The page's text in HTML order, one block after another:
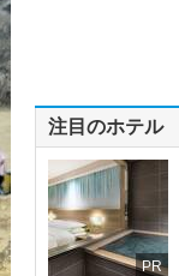
注目のホテル
PR